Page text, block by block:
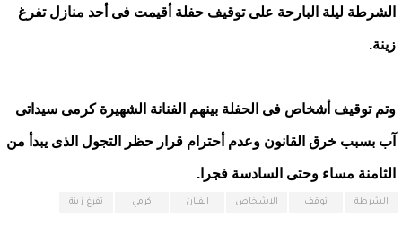
الشرطة ليلة البارحة على توقيف حفلة أقيمت فى أحد منازل تفرغ
زينة.
وتم توقيف أشخاص فى الحفلة بينهم الفنانة الشهيرة كرمى سيداتى
آب بسبب خرق القانون وعدم أحترام قرار حظر التجول الذى يبدأ من
الثامنة مساء وحتى السادسة فجرا.
الشرطة توقف الاشخاص الفنان كرمي تفرغ زينة